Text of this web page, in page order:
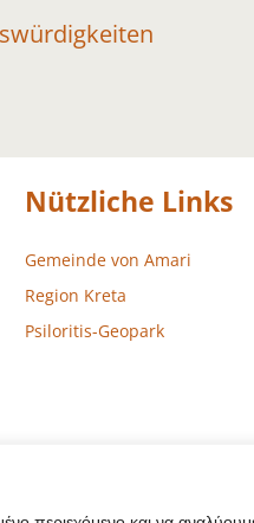
Nützliche Links
Gemeinde von Amari
Region Kreta
Psiloritis-Geopark